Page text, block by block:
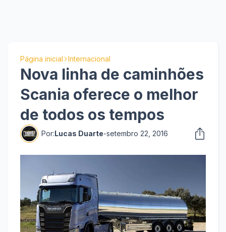
Página inicial Internacional
Nova linha de caminhões
Scania oferece o melhor
de todos os tempos
Por:Lucas Duarte-setembro 22, 2016